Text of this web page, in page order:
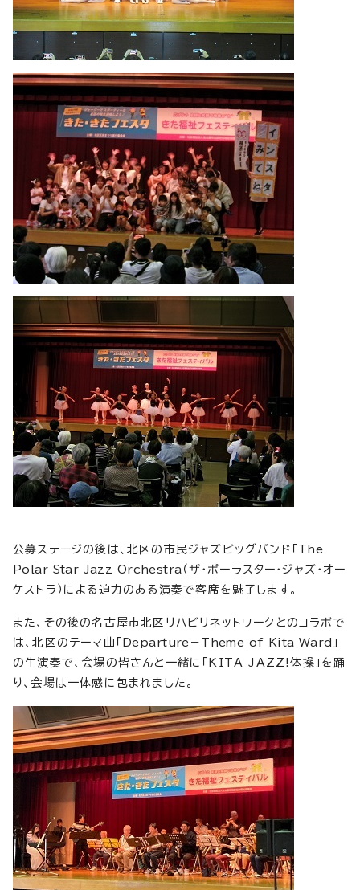
公募ステージの後は、北区の市民ジャズビッグバンド「 The
Polar Star Jazz Orchestra （ザ・ポーラスター・ジャズ・オー
ケストラ）による迫力のある演奏で客席を魅了します。
また、その後の名古屋市北区リハビリネットワークとのコラボで
は、北区のテーマ曲「 Departure－Theme of Kita Ward 」
の生演奏で、会場の皆さんと一緒に「KITA JAZZ!体操」を踊
り、会場は一体感に包まれました。